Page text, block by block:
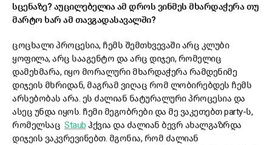
სცენაზე? აუცილებელია ამ დროს ვინმეს მხარდაჭერა თუ
მარტო ხარ ამ თავგადასავალში?
ცოცხალი პროცესია, ჩემს შემთხვევაში არც კლუბი
ყოფილა, არც სააგენტო და არც დიჯეი, რომელიც
დამეხმარა, იყო მორალური მხარდაჭერა რამდენიმე
დიჯეის მხრიდან, მაგრამ ვიღაც რომ ლობირებდეს ჩემს
არსებობას არა. ეს ძალიან ნატურალური პროცესია და
ასეც უნდა იყოს. ჩემი მეგობრები და მე ვაკეთებთ party-ს,
რომელსაც Staub ჰქვია და ძალიან ბევრ ახალგაზრდა
დიჯეის ვაკვრევინებთ. მგონია, რომ ძალიან